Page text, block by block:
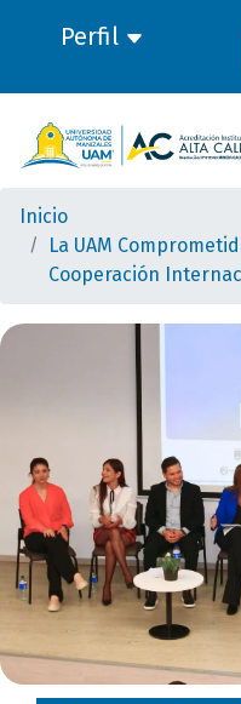
Perfil
Inicio
La UAM
Cooperación